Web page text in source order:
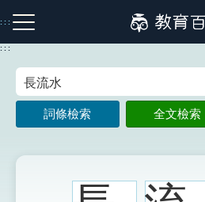
到
主
:::
注音索引圖示 筆畫索引圖示
:::
詞條檢索 全文檢索